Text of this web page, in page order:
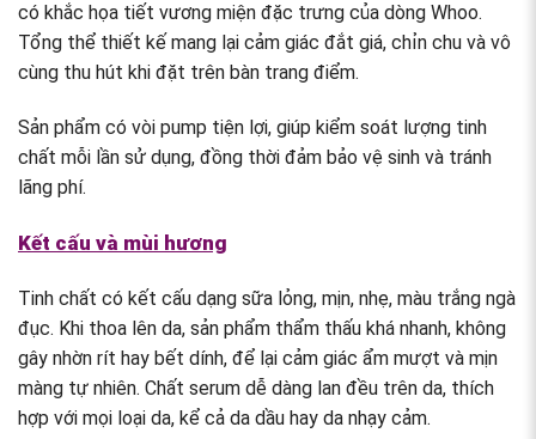
có khắc họa tiết vương miện đặc trưng của dòng Whoo.
Tổng thể thiết kế mang lại cảm giác đắt giá, chỉn chu và vô
cùng thu hút khi đặt trên bàn trang điểm.
Sản phẩm có vòi pump tiện lợi, giúp kiểm soát lượng tinh
chất mỗi lần sử dụng, đồng thời đảm bảo vệ sinh và tránh
lãng phí.
Kết cấu và mùi hương
Tinh chất có kết cấu dạng sữa lỏng, mịn, nhẹ, màu trắng ngà
đục. Khi thoa lên da, sản phẩm thẩm thấu khá nhanh, không
gây nhờn rít hay bết dính, để lại cảm giác ẩm mượt và mịn
màng tự nhiên. Chất serum dễ dàng lan đều trên da, thích
hợp với mọi loại da, kể cả da dầu hay da nhạy cảm.